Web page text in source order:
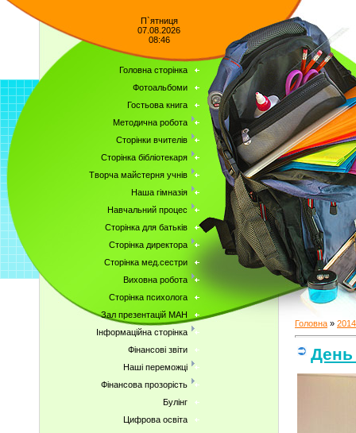
П`ятниця
07.08.2026
08:46
Головна сторінка
Фотоальбоми
Гостьова книга
Методична робота
Сторінки вчителів
Сторінка бібліотекаря
Творча майстерня учнів
Наша гімназія
Навчальний процес
Сторінка для батьків
Сторінка директора
Сторінка мед.сестри
Виховна робота
Сторінка психолога
Зал презентацій МАН
Інформаційна сторінка
Фінансові звіти
Наші переможці
Фінансова прозорість
Булінг
Цифрова освіта
Головна » 2014
День